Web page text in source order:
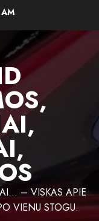
– VISKAS APIE
VIENU STOGU.